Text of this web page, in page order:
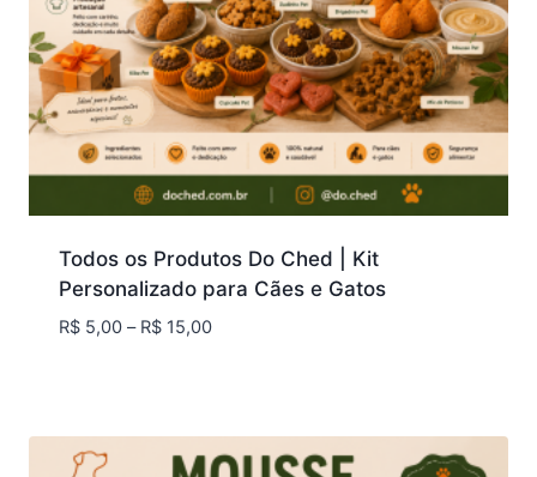
Todos os Produtos Do Ched | Kit
Personalizado para Cães e Gatos
R$5,00 – R$15,00Faixa
através
R$ 15,00